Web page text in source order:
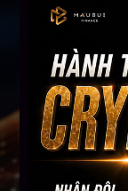
Hướng dẫn